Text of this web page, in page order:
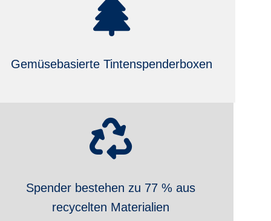
Gemüsebasierte Tintenspenderboxen
Spender bestehen zu 77 % aus
recycelten Materialien